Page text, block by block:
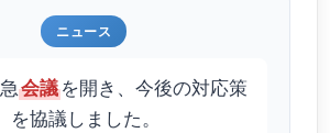
ニュース
会議を開き、今後の対応策
を協議しました。